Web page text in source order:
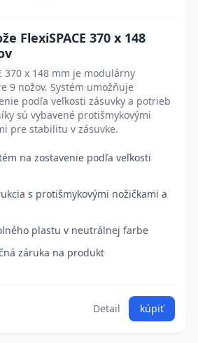
FlexiSPACE 370 x 148
370 x 148 mm je modulárny
9 nožov. Systém umožňuje
podľa veľkosti zásuvky a potrieb
sú vybavené protišmykovými
pre stabilitu v zásuvke.
na zostavenie podľa veľkosti
s protišmykovými nožičkami a
plastu v neutrálnej farbe
záruka na produkt
Detail kúpiť